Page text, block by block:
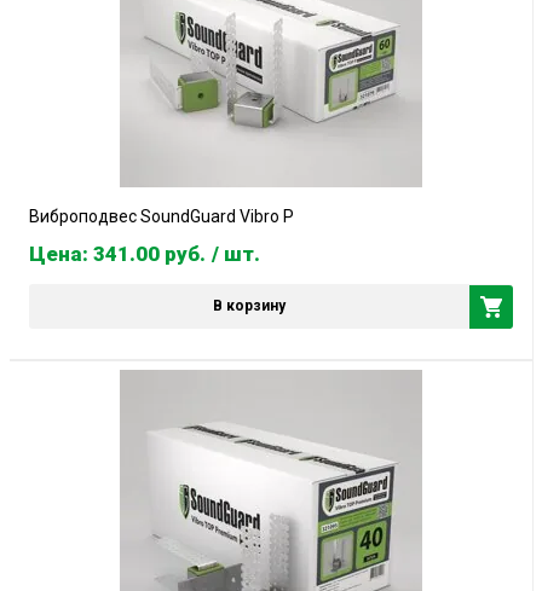
Виброподвес SoundGuard Vibro P
Цена: 341.00 руб. / шт.
В корзину